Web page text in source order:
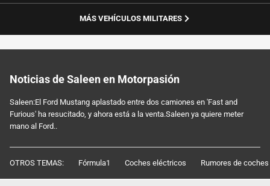
MÁS VEHÍCULOS MILITARES
Noticias de Saleen en Motorpasión
Saleen:El Ford Mustang aplastado entre dos camiones en 'Fast and
Furious' ha resucitado, y ahora está a la venta.Saleen ya quiere meter
mano al Ford..
OTROS TEMAS: Fórmula1 Coches eléctricos Rumores de coches